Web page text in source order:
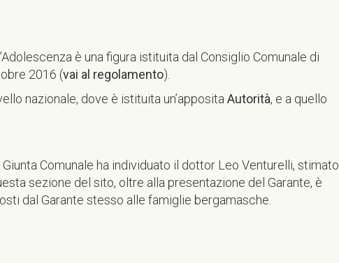
è una figura istituita dal Consiglio Comunale di
2016 (vai al regolamento).
nazionale, dove è istituita un’apposita Autorità, e a quello
Comunale ha individuato il dottor Leo Venturelli, stimato
sezione del sito, oltre alla presentazione del Garante, è
dal Garante stesso alle famiglie bergamasche.